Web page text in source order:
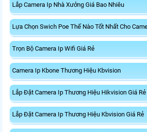
Lắp Camera Ip Nhà Xưởng Giá Bao Nhiêu
Lựa Chọn Swich Poe Thế Nào Tốt Nhất Cho
Trọn Bộ Camera Ip Wifi Giá Rẻ
Camera Ip Kbone Thương Hiệu Kbvision
Lắp Đặt Camera Ip Thương Hiệu Hikvision Giá Rẻ
Lắp Đặt Camera Ip Thương Hiệu Kbvision Giá Rẻ